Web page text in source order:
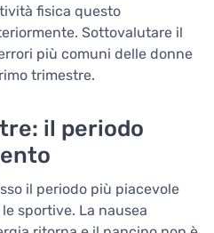
fisica questo
Sottovalutare il
più comuni delle donne
trimestre.
il periodo
il periodo più piacevole
sportive. La nausea